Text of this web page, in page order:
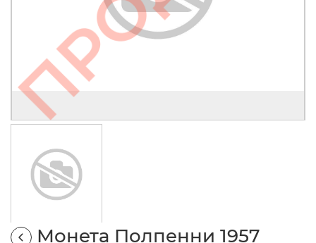
Монета Полпенни 1957